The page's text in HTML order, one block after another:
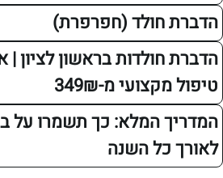
(חפרפרת)
בראשון לציון | אבי
מ-349₪
המלא: כך תשמרו על בית נקי
השנה